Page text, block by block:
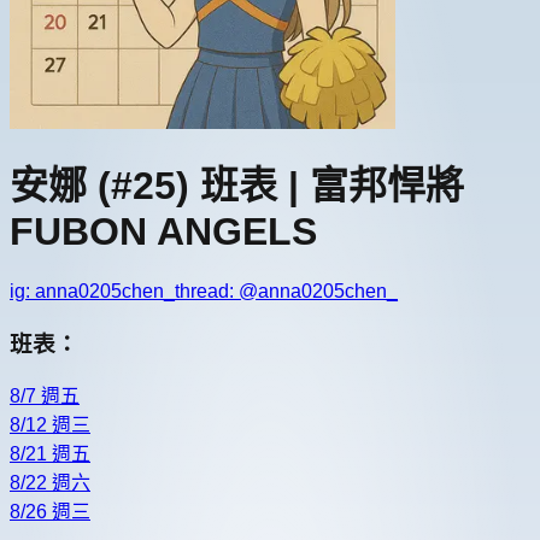
安娜 (#25) 班表 | 富邦悍將
FUBON ANGELS
ig: anna0205chen_ thread: @anna0205chen_
班表：
8/7 週五
8/12 週三
8/21 週五
8/22 週六
8/26 週三